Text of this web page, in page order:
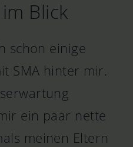
Blick
schon einige
SMA hinter mir.
ein paar nette
meinen Eltern